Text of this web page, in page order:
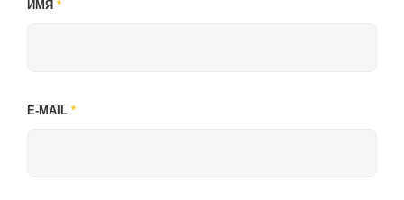
ИМЯ *
E-MAIL *